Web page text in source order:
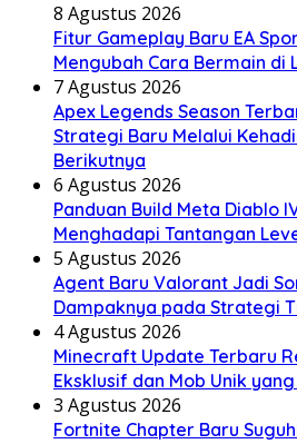
8 Agustus 2026
Fitur Gameplay Baru EA
Mengubah Cara Bermain di
7 Agustus 2026
Apex Legends Season
Strategi Baru Melalui
Berikutnya
6 Agustus 2026
Panduan Build Meta Diablo
Menghadapi Tantangan
5 Agustus 2026
Agent Baru Valorant Jadi
Dampaknya pada Strategi
4 Agustus 2026
Minecraft Update Terbaru
Eksklusif dan Mob Unik
3 Agustus 2026
Fortnite Chapter Baru